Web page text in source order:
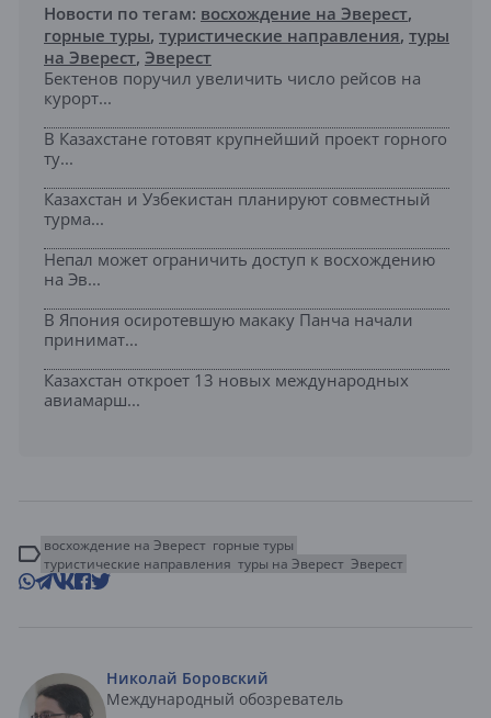
Новости по тегам: восхождение на Эверест,
горные туры, туристические направления, туры
на Эверест, Эверест
Бектенов поручил увеличить число рейсов на
курорт...
В Казахстане готовят крупнейший проект горного
ту...
Казахстан и Узбекистан планируют совместный
турма...
Непал может ограничить доступ к восхождению
на Эв...
В Япония осиротевшую макаку Панча начали
принимат...
Казахстан откроет 13 новых международных
авиамарш...
восхождение на Эверест горные туры
туристические направления туры на Эверест Эверест
Николай Боровский
Международный обозреватель